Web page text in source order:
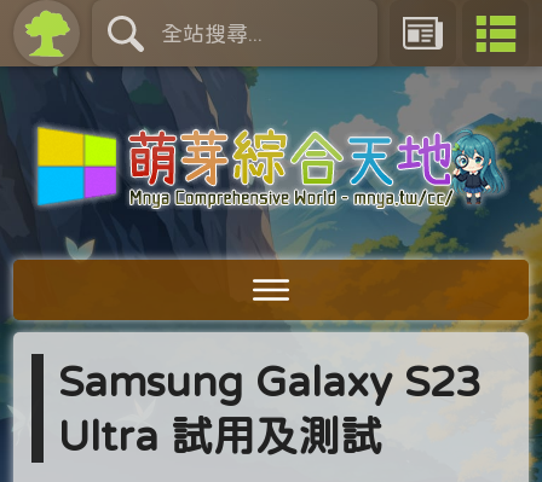
Samsung Galaxy S23
Ultra 試用及測試